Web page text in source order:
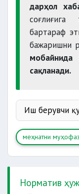
Батафсил.
дарҳол
бартараф
бажаришни
сақланади.
Иш берувчи
ишларни
меҳнатни
Норматив